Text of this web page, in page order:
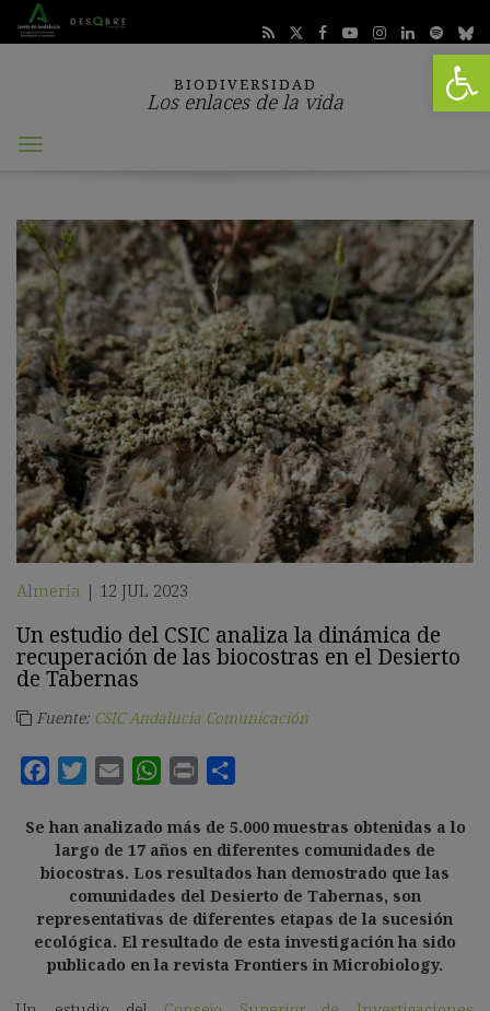
Abrir
BIODIVERSIDAD
Los enlaces de la vida
Abrir
Almería | 12 JUL 2023
Un estudio del CSIC analiza la dinámica de
recuperación de las biocostras en el Desierto
de Tabernas
Fuente: CSIC Andalucía Comunicación
Se han analizado más de 5.000 muestras obtenidas a lo
largo de 17 años en diferentes comunidades de
biocostras. Los resultados han demostrado que las
comunidades del Desierto de Tabernas, son
representativas de diferentes etapas de la sucesión
ecológica. El resultado de esta investigación ha sido
publicado en la revista Frontiers in Microbiology.